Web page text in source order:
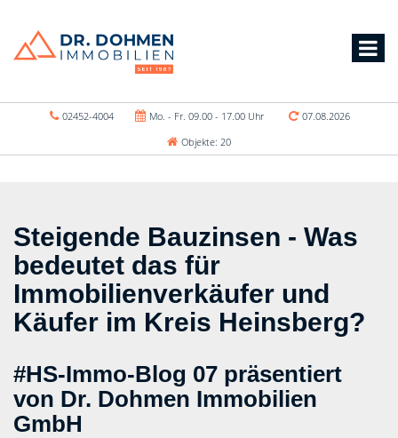
02452-4004 Mo. - Fr. 09.00 - 17.00 Uhr
07.08.2026
Objekte: 20
Steigende Bauzinsen - Was
bedeutet das für
Immobilienverkäufer und
Käufer im Kreis Heinsberg?
#HS-Immo-Blog 07 präsentiert
von Dr. Dohmen Immobilien
GmbH